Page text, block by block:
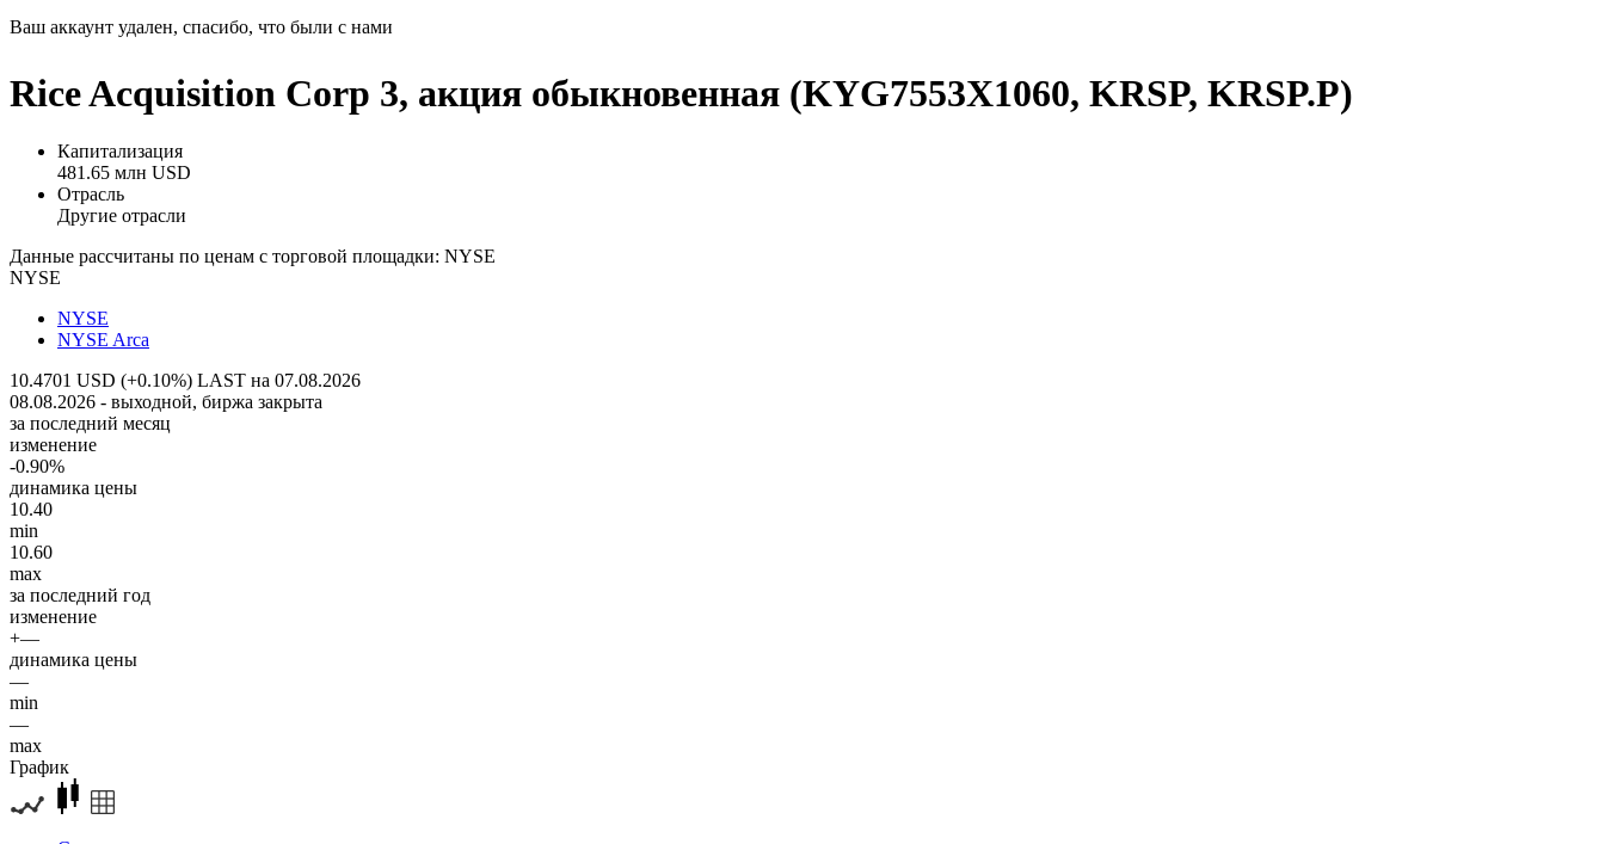
Ваш аккаунт удален, спасибо, что были с нами
Rice Acquisition Corp 3, акция обыкновенная (KYG7553X1060, KRSP, KRSP.P)
Капитализация
481.65 млн USD
Отрасль
Другие отрасли
Данные рассчитаны по ценам с торговой площадки: NYSE
NYSE
NYSE
NYSE Arca
10.4701 USD (+0.10%) LAST на 07.08.2026
08.08.2026 - выходной, биржа закрыта
за последний месяц
изменение
-0.90%
динамика цены
10.40
min
10.60
max
за последний год
изменение
+—
динамика цены
—
min
—
max
График